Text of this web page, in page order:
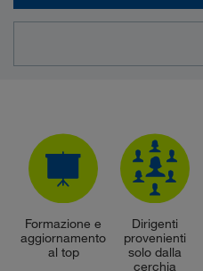
Formazione e
aggiornamento
al top
Dirigenti
provenienti
solo dalla
cerchia